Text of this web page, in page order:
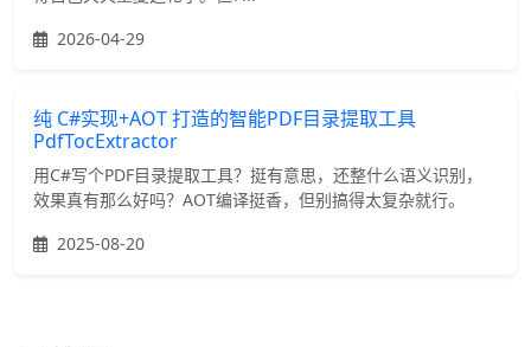
2026-04-29
纯 C#实现+AOT 打造的智能PDF目录提取工具
PdfTocExtractor
用C#写个PDF目录提取工具？挺有意思，还整什么语义识别，
效果真有那么好吗？AOT编译挺香，但别搞得太复杂就行。
2025-08-20